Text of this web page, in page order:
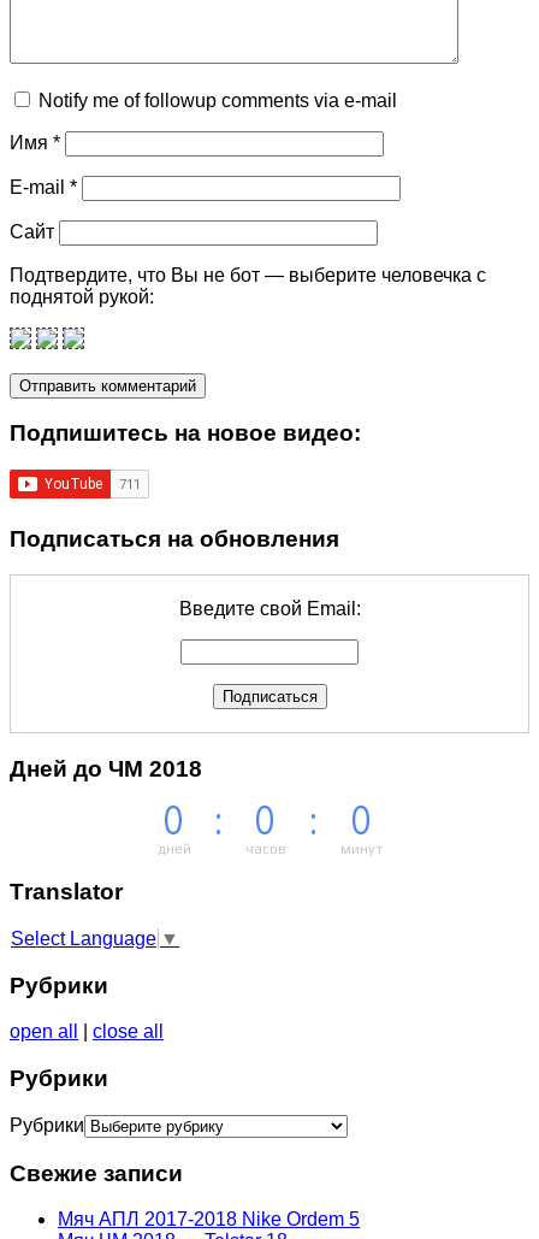
Notify me of followup comments via e-mail
Имя *
E-mail *
Сайт
Подтвердите, что Вы не бот — выберите человечка с
поднятой рукой:
Подпишитеcь на новое видео:
Подписаться на обновления
Введите свой Email:
Дней до ЧМ 2018
0
дней
: 0
часов
: 0
минут
Тranslator
Select Language ▼
Рубрики
open all close all
Рубрики
Рубрики
Свежие записи
Мяч АПЛ 2017-2018 Nike Ordem 5